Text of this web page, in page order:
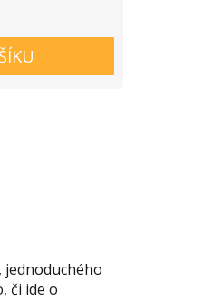
či ide o